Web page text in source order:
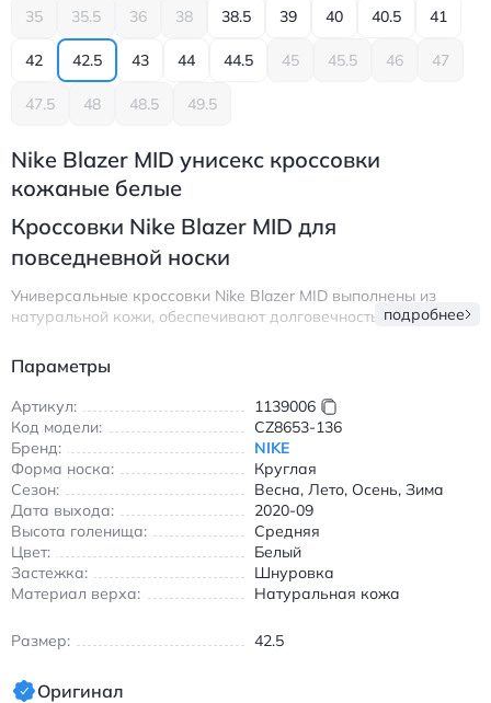
35 35.5 36 38 38.5 39 40 40.5 41
42 42.5 43 44 44.5 45 45.5 46 47
47.5 48 48.5 49.5
Nike Blazer MID унисекс кроссовки
кожаные белые
Кроссовки Nike Blazer MID для
повседневной носки
Универсальные кроссовки Nike Blazer MID выполнены из
натуральной кожи, обеспечивают долговечность и комфорт
классической шнуровкой подходит для любого сезона
благодаря универсальному дизайну. Антискользящая
подошва и износостойкие материалы делают их надежным
выбором для прогулок и активного отдыха.
Особенности:
Натуральная кожа верха
Средняя высота голенища
Круглый носок
Подходит для всех сезонов
Найк Блейзер Мид кроссовки кожаные белые для
подробнее
Параметры
Артикул:
1139006
Код модели:
CZ8653-136
Бренд:
NIKE
Форма носка:
Круглая
Сезон:
Весна, Лето, Осень, Зима
Дата выхода:
2020-09
Высота голенища:
Средняя
Цвет:
Белый
Застежка:
Шнуровка
Материал верха:
Натуральная кожа
Размер: 42.5
Оригинал